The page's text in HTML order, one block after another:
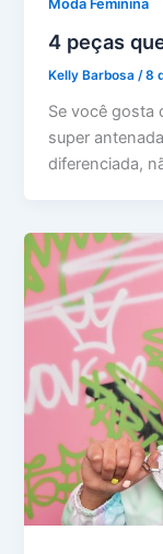
Moda Feminina
4 peças
Kelly Barbosa /8
Se você gosta
super
diferenciada,